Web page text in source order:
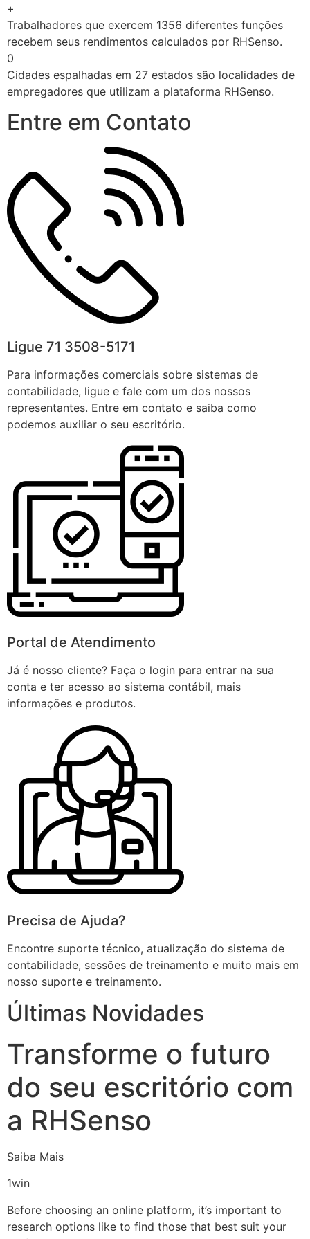
+
Trabalhadores que exercem 1356 diferentes funções
recebem seus rendimentos calculados por RHSenso.
0
Cidades espalhadas em 27 estados são localidades de
empregadores que utilizam a plataforma RHSenso.
Entre em Contato
Ligue 71 3508-5171
Para informações comerciais sobre sistemas de
contabilidade, ligue e fale com um dos nossos
representantes. Entre em contato e saiba como
podemos auxiliar o seu escritório.
Portal de Atendimento
Já é nosso cliente? Faça o login para entrar na sua
conta e ter acesso ao sistema contábil, mais
informações e produtos.
Precisa de Ajuda?
Encontre suporte técnico, atualização do sistema de
contabilidade, sessões de treinamento e muito mais em
nosso suporte e treinamento.
Últimas Novidades
Transforme o futuro
do seu escritório com
a RHSenso
Saiba Mais
1win
Before choosing an online platform, it’s important to
research options like to find those that best suit your